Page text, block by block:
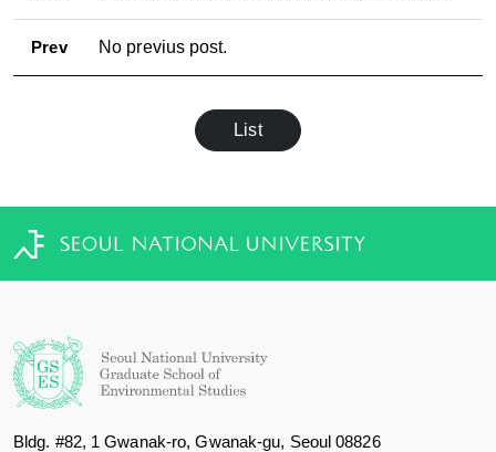
Prev No previus post.
List
Bldg. #82, 1 Gwanak-ro, Gwanak-gu, Seoul 08826